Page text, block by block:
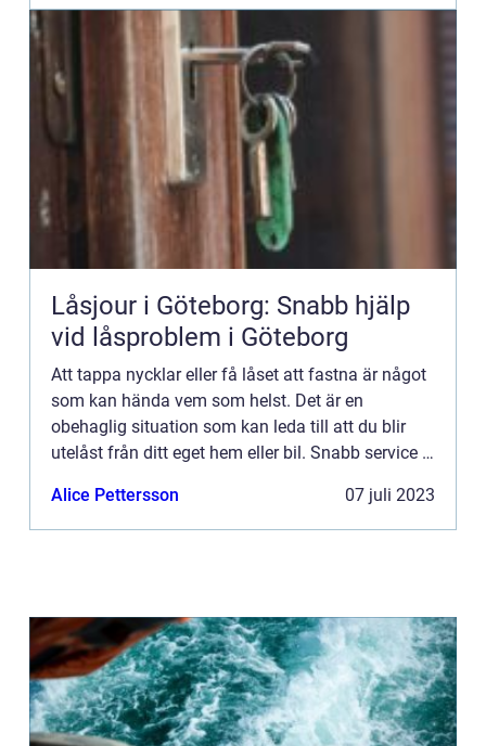
Låsjour i Göteborg: Snabb hjälp
vid låsproblem i Göteborg
Att tappa nycklar eller få låset att fastna är något
som kan hända vem som helst. Det är en
obehaglig situation som kan leda till att du blir
utelåst från ditt eget hem eller bil. Snabb service i
Alice Pettersson 07 juli 2023